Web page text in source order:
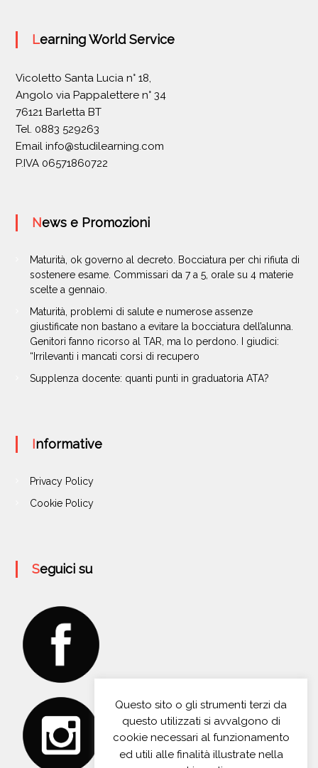
Learning World Service
Vicoletto Santa Lucia n° 18,
Angolo via Pappalettere n° 34
76121 Barletta BT
Tel. 0883 529263
Email info@studilearning.com
P.IVA 06571860722
News e Promozioni
Maturità, ok governo al decreto. Bocciatura per chi rifiuta di
sostenere esame. Commissari da 7 a 5, orale su 4 materie
scelte a gennaio.
Maturità, problemi di salute e numerose assenze
giustificate non bastano a evitare la bocciatura dell’alunna.
Genitori fanno ricorso al TAR, ma lo perdono. I giudici:
“Irrilevanti i mancati corsi di recupero
Supplenza docente: quanti punti in graduatoria ATA?
Informative
Privacy Policy
Cookie Policy
Seguici su
Questo sito o gli strumenti terzi da
questo utilizzati si avvalgono di
cookie necessari al funzionamento
ed utili alle finalità illustrate nella